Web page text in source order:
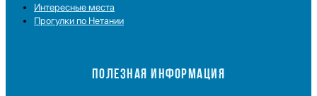
Интересные места
Прогулки по Нетании
ПОЛЕЗНАЯ ИНФОРМАЦИЯ